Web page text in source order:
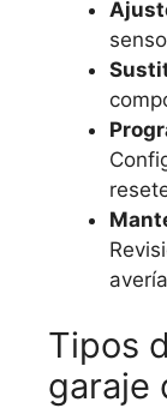
Tipos
garaje